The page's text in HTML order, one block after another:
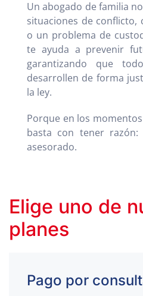
Un abogado de familia
situaciones de conflicto,
o un problema de
te ayuda a prevenir
garantizando que
desarrollen de forma
la ley.
Porque en los
basta con tener razón:
asesorado.
Elige uno de
planes
Pago por